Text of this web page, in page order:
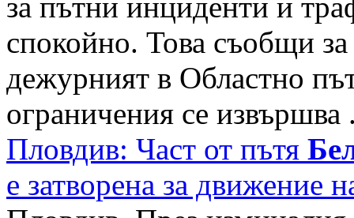
спокойно. Това съобщи
дежурният в Областно
ограничения се извършва
Пловдив: Част от пътя
е затворена за движение